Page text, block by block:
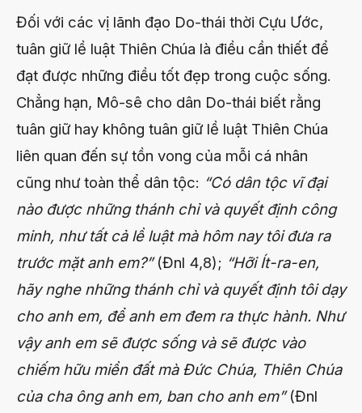
Đối với các vị lãnh đạo Do-thái thời Cựu Ước,
tuân giữ lề luật Thiên Chúa là điều cần thiết để
đạt được những điều tốt đẹp trong cuộc sống.
Chẳng hạn, Mô-sê cho dân Do-thái biết rằng
tuân giữ hay không tuân giữ lề luật Thiên Chúa
liên quan đến sự tồn vong của mỗi cá nhân
cũng như toàn thể dân tộc: “Có dân tộc vĩ đại
nào được những thánh chỉ và quyết định công
minh, như tất cả lề luật mà hôm nay tôi đưa ra
trước mặt anh em?”(Đnl 4,8); “Hỡi Ít-ra-en,
hãy nghe những thánh chỉ và quyết định tôi dạy
cho anh em, để anh em đem ra thực hành. Như
vậy anh em sẽ được sống và sẽ được vào
chiếm hữu miền đất mà Đức Chúa, Thiên Chúa
của cha ông anh em, ban cho anh em”(Đnl